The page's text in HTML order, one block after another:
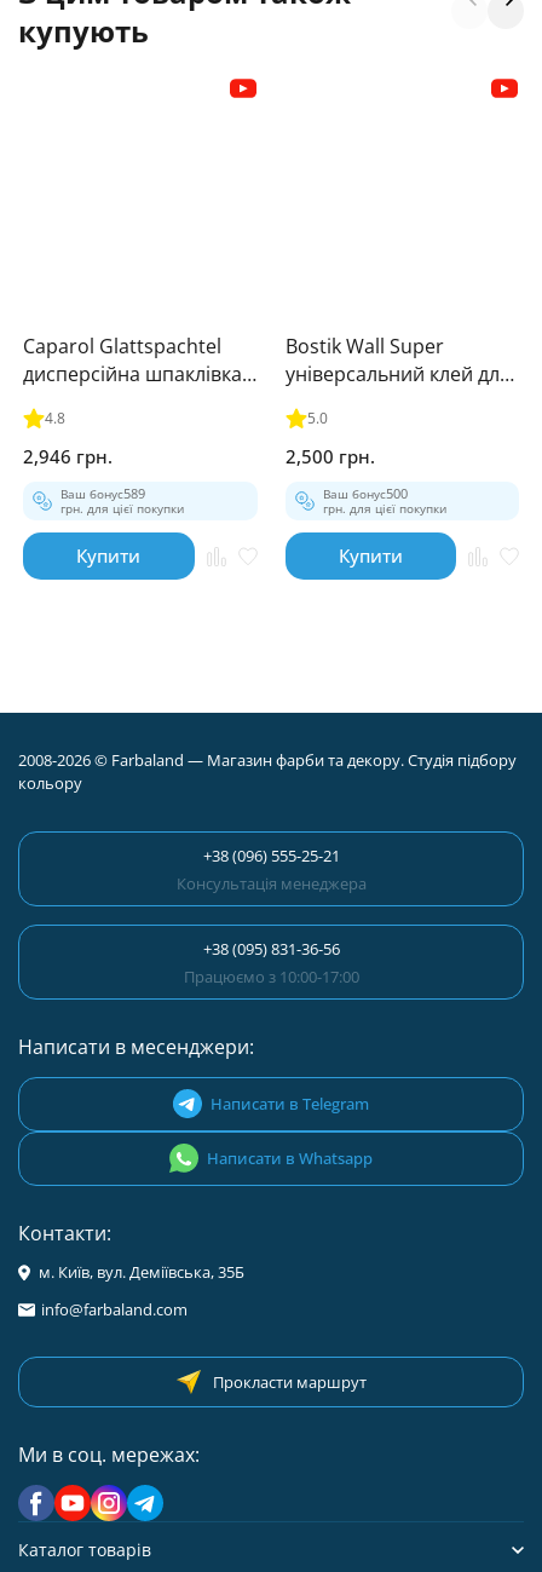
купують
Caparol Glattspachtel
дисперсійна шпаклівка
для внутрішніх робіт
25кг
4.8
2,946 грн.
Ваш бонус589
грн. для цієї покупки
Купити
Bostik Wall Super
універсальний клей для
шпалер 15кг
5.0
2,500 грн.
Ваш бонус500
грн. для цієї покупки
Купити
2008-2026 © Farbaland — Магазин фарби та декору. Студія підбору
кольору
+38 (096) 555-25-21
Консультація менеджера
+38 (095) 831-36-56
Працюємо з 10:00-17:00
Написати в месенджери:
Написати в Telegram
Написати в Whatsapp
Контакти:
м. Київ, вул. Деміївська, 35Б
info@farbaland.com
Прокласти маршрут
Ми в соц. мережах:
Каталог товарів